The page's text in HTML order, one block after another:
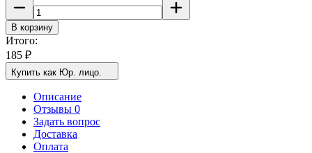
В корзину
Итого:
185 ₽
Купить как Юр. лицо.
Описание
Отзывы 0
Задать вопрос
Доставка
Оплата